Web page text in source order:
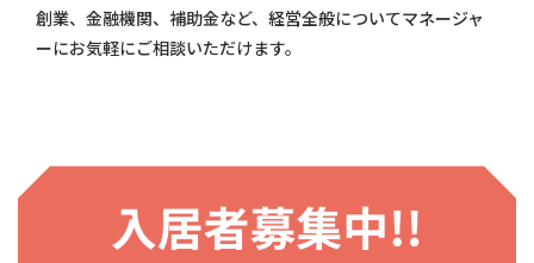
創業、金融機関、補助金など、経営全般についてマネージャ
ーにお気軽にご相談いただけます。